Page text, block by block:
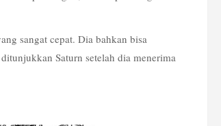
sangat cepat. Dia bahkan bisa
Saturn setelah dia menerima